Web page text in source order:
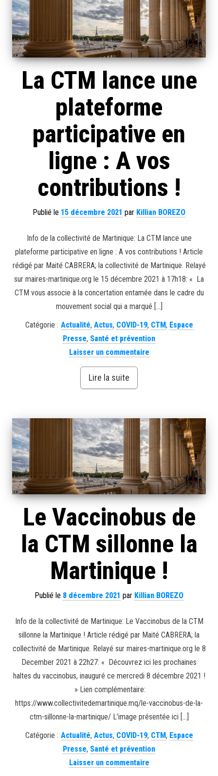
La CTM lance une
plateforme
participative en
ligne : A vos
contributions !
Publié le 15 décembre 2021 par Killian BOREZO
Info de la collectivité de Martinique: La CTM lance une
plateforme participative en ligne : A vos contributions ! Article
rédigé par Maité CABRERA; la collectivité de Martinique. Relayé
sur maires-martinique.org le 15 décembre 2021 à 17h18: « La
CTM vous associe à la concertation entamée dans le cadre du
mouvement social qui a marqué […]
Catégorie : Actualité, Actus, COVID-19, CTM, Espace
Presse, Santé et prévention
Laisser un commentaire
Lire la suite
Le Vaccinobus de
la CTM sillonne la
Martinique !
Publié le 8 décembre 2021 par Killian BOREZO
Info de la collectivité de Martinique: Le Vaccinobus de la CTM
sillonne la Martinique ! Article rédigé par Maité CABRERA; la
collectivité de Martinique. Relayé sur maires-martinique.org le 8
December 2021 à 22h27: « Découvrez ici les prochaines
haltes du vaccinobus, inauguré ce mercredi 8 décembre 2021 !
» Lien complémentaire:
https://www.collectivitedemartinique.mq/le-vaccinobus-de-la-
ctm-sillonne-la-martinique/ L’image présentée ici […]
Catégorie : Actualité, Actus, COVID-19, CTM, Espace
Presse, Santé et prévention
Laisser un commentaire